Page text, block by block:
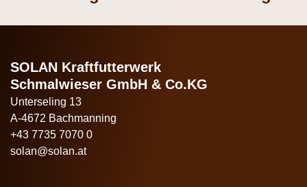
SOLAN Kraftfutterwerk
Schmalwieser GmbH & Co.KG
Unterseling 13
A-4672 Bachmanning
+43 7735 7070 0
solan@solan.at